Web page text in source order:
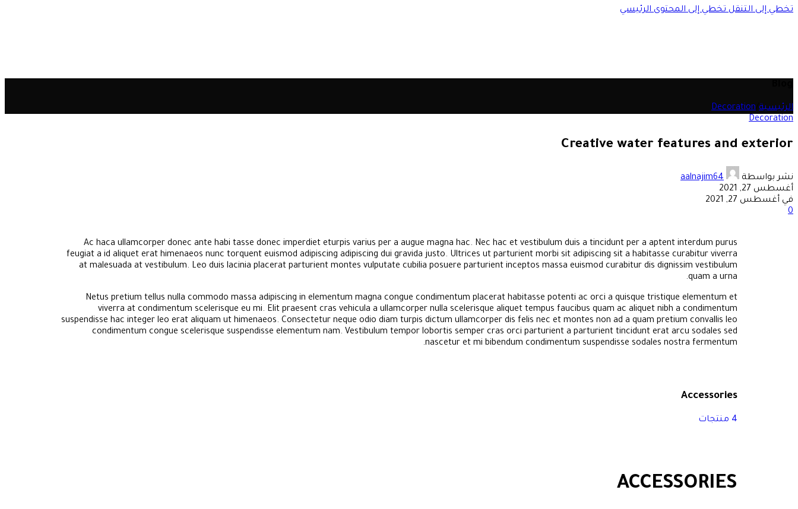
تخطي إلى التنقلتخطي إلى المحتوى الرئيسي
الرئيسية Decoration
Decoration
Creative water features and exterior
نشر بواسطة
aalnajim64
أغسطس 27, 2021
في أغسطس 27, 2021
0
Ac haca ullamcorper donec ante habi tasse donec imperdiet eturpis varius per a augue magna hac. Nec hac et vestibulum duis a tincidunt per a aptent interdum purus
feugiat a id aliquet erat himenaeos nunc torquent euismod adipiscing adipiscing dui gravida justo. Ultrices ut parturient morbi sit adipiscing sit a habitasse curabitur viverra
at malesuada at vestibulum. Leo duis lacinia placerat parturient montes vulputate cubilia posuere parturient inceptos massa euismod curabitur dis dignissim vestibulum
quam a urna.
Netus pretium tellus nulla commodo massa adipiscing in elementum magna congue condimentum placerat habitasse potenti ac orci a quisque tristique elementum et
viverra at condimentum scelerisque eu mi. Elit praesent cras vehicula a ullamcorper nulla scelerisque aliquet tempus faucibus quam ac aliquet nibh a condimentum
suspendisse hac integer leo erat aliquam ut himenaeos. Consectetur neque odio diam turpis dictum ullamcorper dis felis nec et montes non ad a quam pretium convallis leo
condimentum congue scelerisque suspendisse elementum nam. Vestibulum tempor lobortis semper cras orci parturient a parturient tincidunt erat arcu sodales sed
nascetur et mi bibendum condimentum suspendisse sodales nostra fermentum.
Accessories
4 منتجات
ACCESSORIES